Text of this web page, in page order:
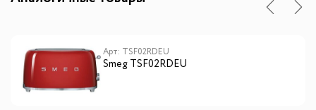
Арт: TSF02RDEU
Smeg TSF02RDEU